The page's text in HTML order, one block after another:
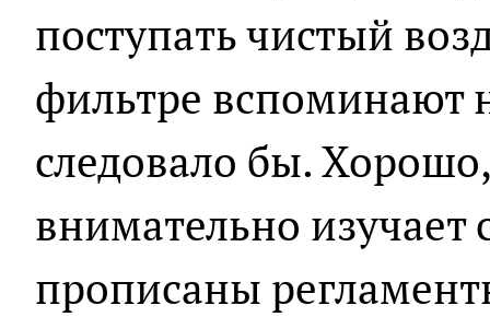
поступать чистый
фильтре вспоминают
следовало бы.
внимательно изучает
прописаны